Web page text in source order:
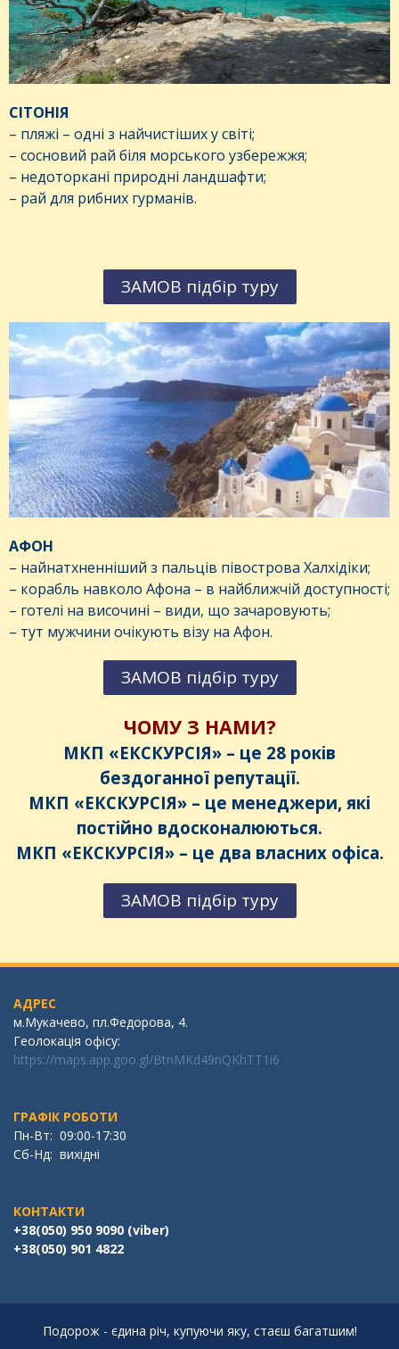
СІТОНІЯ
– пляжі – одні з найчистіших у світі;
– сосновий рай біля морського узбережжя;
– недоторкані природні ландшафти;
– рай для рибних гурманів.
ЗАМОВ підбір туру
АФОН
– найнатхненніший з пальців півострова Халхідіки;
– корабль навколо Афона – в найближчій доступності;
– готелі на височині – види, що зачаровують;
– тут мужчини очікують візу на Афон.
ЗАМОВ підбір туру
ЧОМУ З НАМИ?
МКП «ЕКСКУРСІЯ» – це 28 років
бездоганної репутації.
МКП «ЕКСКУРСІЯ» – це менеджери, які
постійно вдосконалюються.
МКП «ЕКСКУРСІЯ» – це два власних офіса.
ЗАМОВ підбір туру
АДРЕС
м.Мукачево, пл.Федорова, 4.
Геолокація офісу:
https://maps.app.goo.gl/BtnMKd49nQKhTT1i6
ГРАФІК РОБОТИ
Пн-Вт: 09:00-17:30
Сб-Нд: вихідні
КОНТАКТИ
+38(050) 950 9090 (viber)
+38(050) 901 4822
Подорож - єдина річ, купуючи яку, стаєш багатшим!